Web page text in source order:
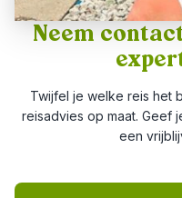
Neem
Twijfel je welke reis het
reisadvies op maat. Geef
een